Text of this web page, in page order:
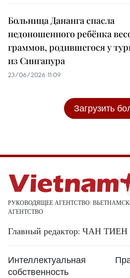
Больница Дананга спасла
недоношенного ребёнка
граммов, родившегося у
из Сингапура
23/06/2026 11:09
Загрузить
РУКОВОДЯЩЕЕ АГЕНТСТВО:
АГЕНТСТВО
Главный редактор: ЧАН
Интеллектуальная
собственность